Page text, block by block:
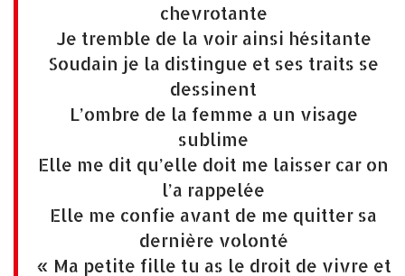
chevrotante
Je tremble de la voir ainsi hésitante
Soudain je la distingue et ses traits se
dessinent
L’ombre de la femme a un visage
sublime
Elle me dit qu’elle doit me laisser car on
l’a rappelée
Elle me confie avant de me quitter sa
dernière volonté
« Ma petite fille tu as le droit de vivre et